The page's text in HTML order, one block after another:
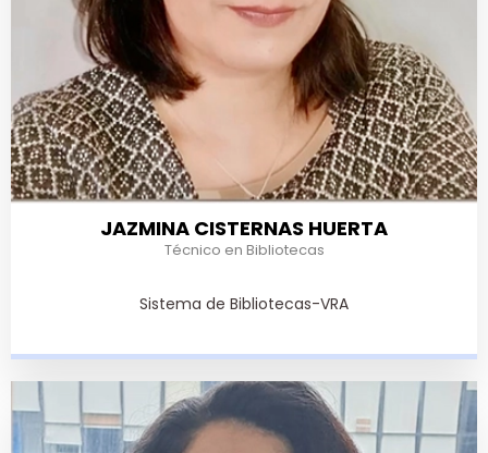
JAZMINA CISTERNAS HUERTA
Técnico en Bibliotecas
Sistema de Bibliotecas-VRA